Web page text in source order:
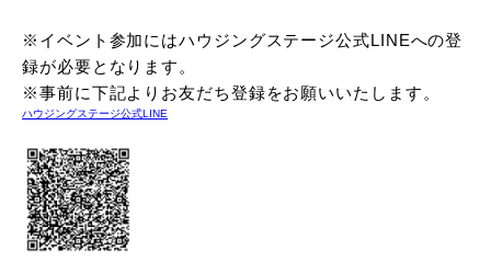
※イベント参加にはハウジングステージ公式LINEへの登
録が必要となります。
※事前に下記よりお友だち登録をお願いいたします。
ハウジングステージ公式LINE